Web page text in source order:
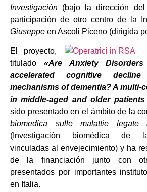
Investigación (bajo la dirección
participación de otro centro de la
Giuseppe en Ascoli Piceno (dirigida
El proyecto,
titulado «Are Anxiety
accelerated cognitive
mechanisms of dementia? A multi-
in middle-aged and older
sido presentado en el ámbito de la
biomedica sulle malattie legate
(Investigación biomédica de
vinculadas al envejecimiento) y ha
de la financiación junto con
presentados por importantes
en Italia.